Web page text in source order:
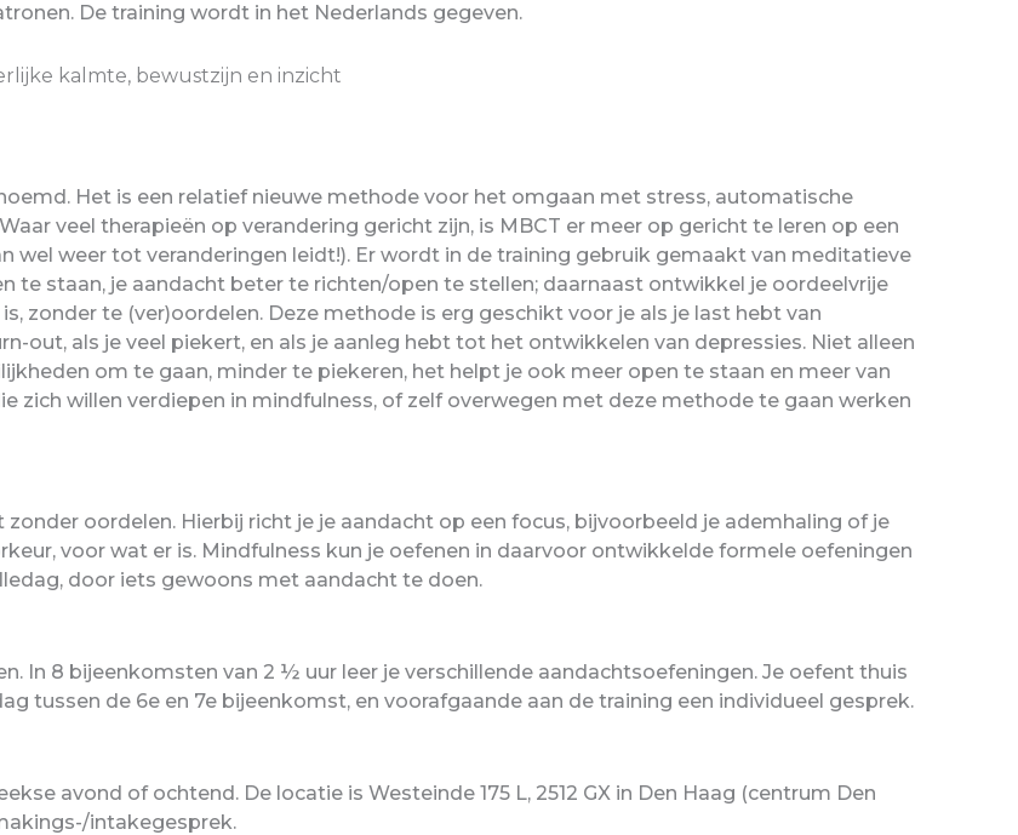
De training wordt in het Nederlands gegeven.
kalmte, bewustzijn en inzicht
Het is een relatief nieuwe methode voor het omgaan met stress, automatische
veel therapieën op verandering gericht zijn, is MBCT er meer op gericht te leren op een
wel weer tot veranderingen leidt!). Er wordt in de training gebruik gemaakt van meditatieve
te staan, je aandacht beter te richten/open te stellen; daarnaast ontwikkel je oordeelvrije
zonder te (ver)oordelen. Deze methode is erg geschikt voor je als je last hebt van
out, als je veel piekert, en als je aanleg hebt tot het ontwikkelen van depressies. Niet alleen
om te gaan, minder te piekeren, het helpt je ook meer open te staan en meer van
zich willen verdiepen in mindfulness, of zelf overwegen met deze methode te gaan werken
oordelen. Hierbij richt je je aandacht op een focus, bijvoorbeeld je ademhaling of je
voor wat er is. Mindfulness kun je oefenen in daarvoor ontwikkelde formele oefeningen
door iets gewoons met aandacht te doen.
In 8 bijeenkomsten van 2 ½ uur leer je verschillende aandachtsoefeningen. Je oefent thuis
tussen de 6e en 7e bijeenkomst, en voorafgaande aan de training een individueel gesprek.
avond of ochtend. De locatie is Westeinde 175 L, 2512 GX in Den Haag (centrum Den
intakegesprek.